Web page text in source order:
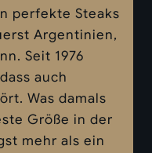
perfekte Steaks
Argentinien,
Seit 1976
auch
Was damals
Größe in der
mehr als ein